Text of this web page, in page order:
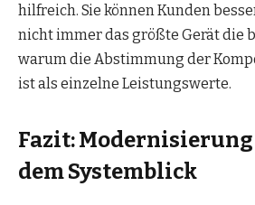
hilfreich. Sie können Kunden
nicht immer das größte Gerät die
warum die Abstimmung der
ist als einzelne Leistungswerte.
Fazit:
dem Systemblick